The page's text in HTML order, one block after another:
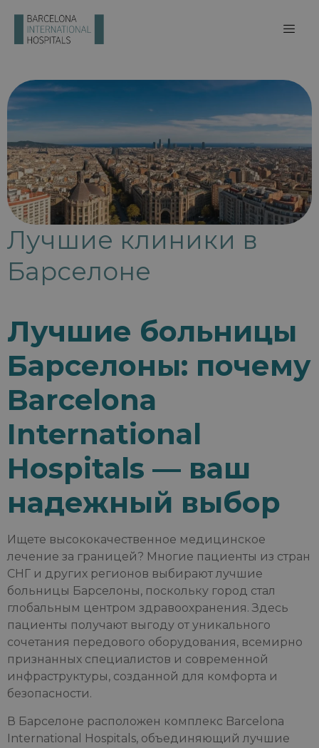
Лучшие клиники в
Барселоне
Лучшие больницы
Барселоны: почему
Barcelona
International
Hospitals — ваш
надежный выбор
Ищете высококачественное медицинское
лечение за границей? Многие пациенты из стран
СНГ и других регионов выбирают лучшие
больницы Барселоны, поскольку город стал
глобальным центром здравоохранения. Здесь
пациенты получают выгоду от уникального
сочетания передового оборудования, всемирно
признанных специалистов и современной
инфраструктуры, созданной для комфорта и
безопасности.
В Барселоне расположен комплекс Barcelona
International Hospitals, объединяющий лучшие